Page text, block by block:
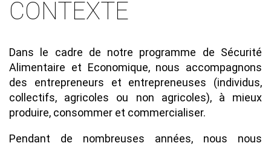
Texte
CONTEXTE
Dans le cadre de notre programme de Sécurité
Alimentaire et Economique, nous accompagnons
des entrepreneurs et entrepreneuses (individus,
collectifs, agricoles ou non agricoles), à mieux
produire, consommer et commercialiser.
Pendant de nombreuses années, nous nous